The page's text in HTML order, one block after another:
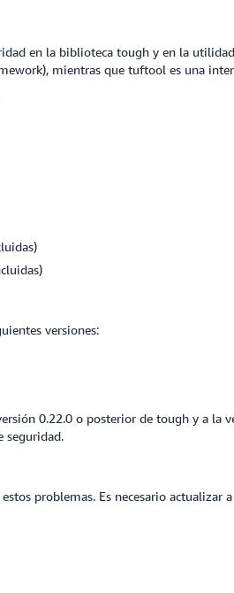
en la biblioteca tough y en la
mientras que tuftool es una
versiones:
0.22.0 o posterior de tough y a
seguridad.
problemas. Es necesario actualizar